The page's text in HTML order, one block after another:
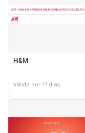
H&M
Válido por 17 dias